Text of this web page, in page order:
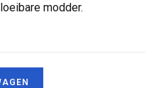
modder.